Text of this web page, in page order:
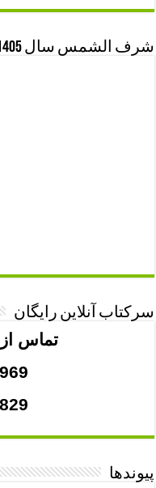
شرف الشمس سال 1405
سرکتاب آنلاین رایگان
تماس از 10صبح الی 21
پیوندها